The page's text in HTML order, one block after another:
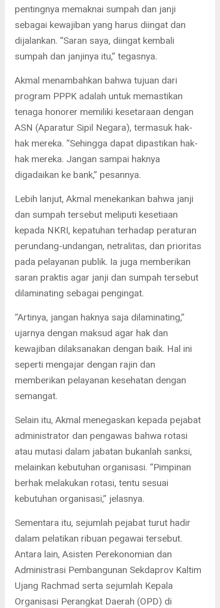
pentingnya memaknai sumpah dan janji
sebagai kewajiban yang harus diingat dan
dijalankan. “Saran saya, diingat kembali
sumpah dan janjinya itu,” tegasnya.
Akmal menambahkan bahwa tujuan dari
program PPPK adalah untuk memastikan
tenaga honorer memiliki kesetaraan dengan
ASN (Aparatur Sipil Negara), termasuk hak-
hak mereka. “Sehingga dapat dipastikan hak-
hak mereka. Jangan sampai haknya
digadaikan ke bank,” pesannya.
Lebih lanjut, Akmal menekankan bahwa janji
dan sumpah tersebut meliputi kesetiaan
kepada NKRI, kepatuhan terhadap peraturan
perundang-undangan, netralitas, dan prioritas
pada pelayanan publik. Ia juga memberikan
saran praktis agar janji dan sumpah tersebut
dilaminating sebagai pengingat.
“Artinya, jangan haknya saja dilaminating,”
ujarnya dengan maksud agar hak dan
kewajiban dilaksanakan dengan baik. Hal ini
seperti mengajar dengan rajin dan
memberikan pelayanan kesehatan dengan
semangat.
Selain itu, Akmal menegaskan kepada pejabat
administrator dan pengawas bahwa rotasi
atau mutasi dalam jabatan bukanlah sanksi,
melainkan kebutuhan organisasi. “Pimpinan
berhak melakukan rotasi, tentu sesuai
kebutuhan organisasi,” jelasnya.
Sementara itu, sejumlah pejabat turut hadir
dalam pelatikan ribuan pegawai tersebut.
Antara lain, Asisten Perekonomian dan
Administrasi Pembangunan Sekdaprov Kaltim
Ujang Rachmad serta sejumlah Kepala
Organisasi Perangkat Daerah (OPD) di